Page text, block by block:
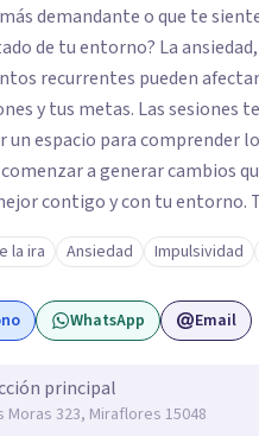
demandante o que te
de tu entorno? La
recurrentes pueden
y tus metas. Las sesiones
un espacio para comprender
a generar cambios
y con tu entorno. Trabajo desde
integrador con técnicas
Arteterapia Gestalt y
cada proceso a tus
a adultos que atraviesan
y otras situaciones que
laboral o social. Si deseas iniciar este
la ira Ansiedad Impulsividad
WhatsApp Email
principal
Moras 323, Miraflores 15048